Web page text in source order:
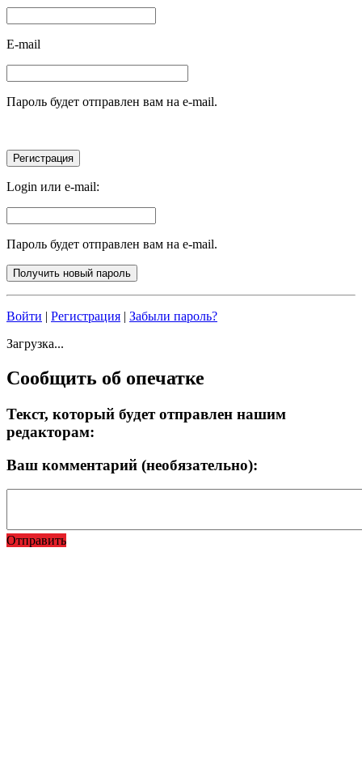
E-mail
Пароль будет отправлен вам на e-mail.
Login или e-mail:
Пароль будет отправлен вам на e-mail.
Войти | Регистрация | Забыли пароль?
Загрузка...
Сообщить об опечатке
Текст, который будет отправлен нашим
редакторам:
Ваш комментарий (необязательно):
Отправить